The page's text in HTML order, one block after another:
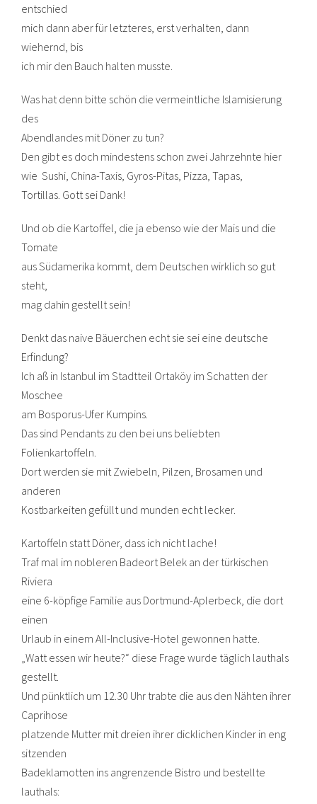
entschied
mich dann aber für letzteres, erst verhalten, dann
wiehernd, bis
ich mir den Bauch halten musste.
Was hat denn bitte schön die vermeintliche Islamisierung
des
Abendlandes mit Döner zu tun?
Den gibt es doch mindestens schon zwei Jahrzehnte hier
wie Sushi, China-Taxis, Gyros-Pitas, Pizza, Tapas,
Tortillas. Gott sei Dank!
Und ob die Kartoffel, die ja ebenso wie der Mais und die
Tomate
aus Südamerika kommt, dem Deutschen wirklich so gut
steht,
mag dahin gestellt sein!
Denkt das naive Bäuerchen echt sie sei eine deutsche
Erfindung?
Ich aß in Istanbul im Stadtteil Ortaköy im Schatten der
Moschee
am Bosporus-Ufer Kumpins.
Das sind Pendants zu den bei uns beliebten
Folienkartoffeln.
Dort werden sie mit Zwiebeln, Pilzen, Brosamen und
anderen
Kostbarkeiten gefüllt und munden echt lecker.
Kartoffeln statt Döner, dass ich nicht lache!
Traf mal im nobleren Badeort Belek an der türkischen
Riviera
eine 6-köpfige Familie aus Dortmund-Aplerbeck, die dort
einen
Urlaub in einem All-Inclusive-Hotel gewonnen hatte.
„Watt essen wir heute?“ diese Frage wurde täglich lauthals
gestellt.
Und pünktlich um 12.30 Uhr trabte die aus den Nähten ihrer
Caprihose
platzende Mutter mit dreien ihrer dicklichen Kinder in eng
sitzenden
Badeklamotten ins angrenzende Bistro und bestellte
lauthals: